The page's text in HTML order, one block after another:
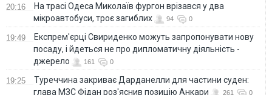
20:16
На трасі Одеса Миколаїв фургон врізався у два
мікроавтобуси, троє загиблих
94 0
19:49
Експрем'єрці Свириденко можуть запропонувати нову
посаду, і йдеться не про дипломатичну діяльність -
джерело
161 0
19:25
Туреччина закриває Дарданелли для частини суден:
глава МЗС Фідан роз'яснив позицію Анкари
261 0